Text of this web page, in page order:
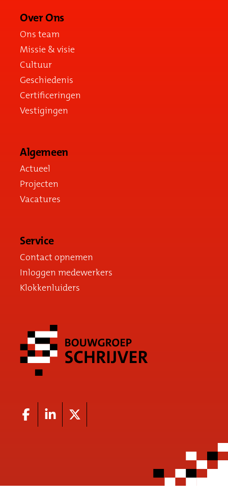
Over Ons
Ons team
Missie & visie
Cultuur
Geschiedenis
Certificeringen
Vestigingen
Algemeen
Actueel
Projecten
Vacatures
Service
Contact opnemen
Inloggen medewerkers
Klokkenluiders